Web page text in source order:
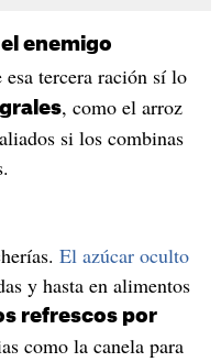
enemigo
esa tercera ración sí lo
, como el arroz
si los combinas
El azúcar oculto
y hasta en alimentos
refrescos por
como la canela para